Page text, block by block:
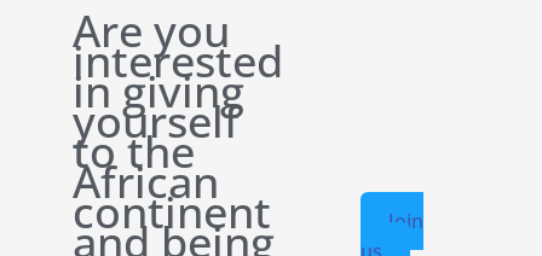
Are you
interested
in giving
yourself
to the
African
continent
and being
Join